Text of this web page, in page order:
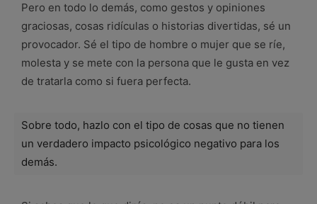
Pero en todo lo demás, como gestos y opiniones
graciosas, cosas ridículas o historias divertidas, sé un
provocador. Sé el tipo de hombre o mujer que se ríe,
molesta y se mete con la persona que le gusta en vez
de tratarla como si fuera perfecta.
Sobre todo, hazlo con el tipo de cosas que no tienen
un verdadero impacto psicológico negativo para los
demás.